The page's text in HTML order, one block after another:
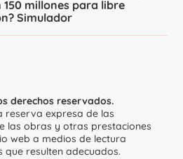
millones para libre
Simulador
derechos reservados.
reserva expresa de las
las obras y otras prestaciones
web a medios de lectura
que resulten adecuados.